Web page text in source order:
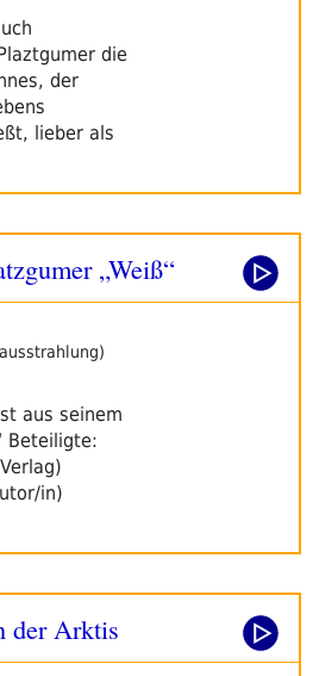
die
der
lieber als
„Weiß“
aus seinem
Beteiligte:
in)
der Arktis